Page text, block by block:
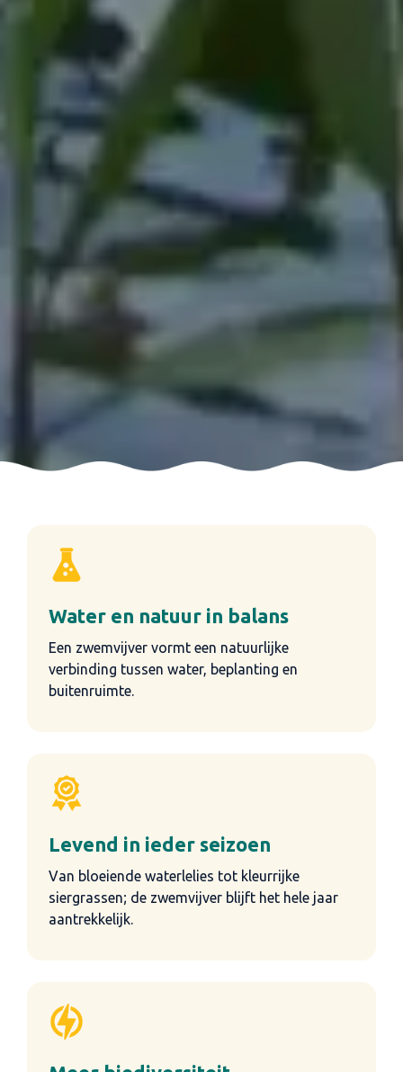
Water en natuur in balans
Een zwemvijver vormt een natuurlijke
verbinding tussen water, beplanting en
buitenruimte.
Levend in ieder seizoen
Van bloeiende waterlelies tot kleurrijke
siergrassen; de zwemvijver blijft het hele jaar
aantrekkelijk.